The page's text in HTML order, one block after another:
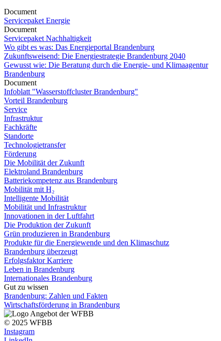
Document
Servicepaket Energie
Document
Servicepaket Nachhaltigkeit
Wo gibt es was: Das Energieportal Brandenburg
Zukunftsweisend: Die Energiestrategie Brandenburg 2040
Gewusst wie: Die Beratung durch die Energie- und Klimaagentur
Brandenburg
Document
Infoblatt "Wasserstoffcluster Brandenburg"
Vorteil Brandenburg
Service
Infrastruktur
Fachkräfte
Standorte
Technologietransfer
Förderung
Die Mobilität der Zukunft
Elektroland Brandenburg
Batteriekompetenz aus Brandenburg
Mobilität mit H₂
Intelligente Mobilität
Mobilität und Infrastruktur
Innovationen in der Luftfahrt
Die Produktion der Zukunft
Grün produzieren in Brandenburg
Produkte für die Energiewende und den Klimaschutz
Brandenburg überzeugt
Erfolgsfaktor Karriere
Leben in Brandenburg
Internationales Brandenburg
Gut zu wissen
Brandenburg: Zahlen und Fakten
Wirtschaftsförderung in Brandenburg
© 2025 WFBB
Instagram